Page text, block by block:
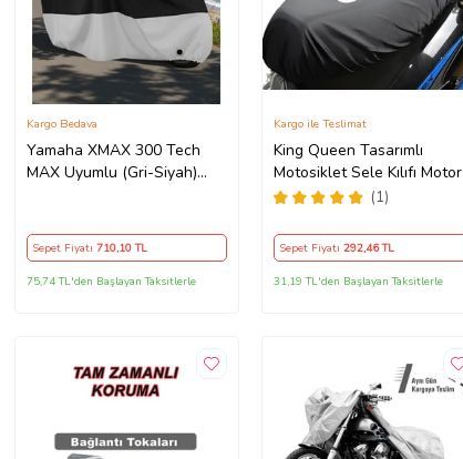
Yamaha XMAX 300 Tech
MAX Uyumlu (Gri-Siyah)
Motor Örtüsü (Güvenlik
Kilidi ve Bağlantı Tokalı)
Kargo Bedava
Sepet Fiyatı 710,10 TL
75,74 TL'den Başlayan Taksitlerle
King Queen Tasarımlı
Motosiklet Sele Kılıfı Motor
Koltuk Brandası Siyah
(1)
Kargo ile Teslimat
Sepet Fiyatı 292,46 TL
31,19 TL'den Başlayan Taksitlerle